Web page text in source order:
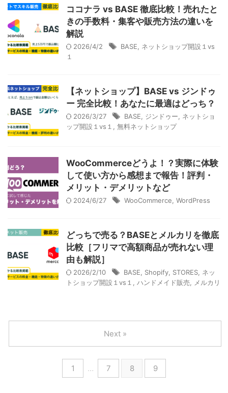
ココナラ vs BASE 徹底比較！売れたと
きの手数料・集客や販売方法の違いを
解説
2026/4/2 BASE
ネットショップ開設１vs
１
【ネットショップ】BASE vs ジンドゥ
ー 完全比較！あなたに最適はどっち？
2026/3/27 BASE ジンドゥー
ネットショ
ップ開設１vs１
無料ネットショップ
WooCommerceどうよ！？実際に体験
して使い方から感想まで報告！評判・
メリット・デメリットなど
2024/6/27 WooCommerce WordPress
どっちで売る？BASEとメルカリを徹底
比較［フリマで高額商品が売れない理
由も解説］
2026/2/10 BASE Shopify STORES ネッ
トショップ開設１vs１
ハンドメイド販売 メルカリ
1 … 7 8 9
Next »